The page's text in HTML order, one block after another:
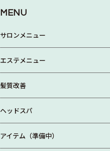
MENU
サロンメニュー
エステメニュー
髪質改善
ヘッドスパ
アイテム（準備中）